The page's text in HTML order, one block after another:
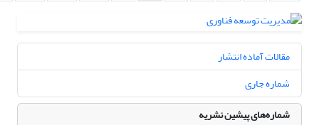
مقالات آماده انتشار
شماره جاری
شماره‌های پیشین نشریه